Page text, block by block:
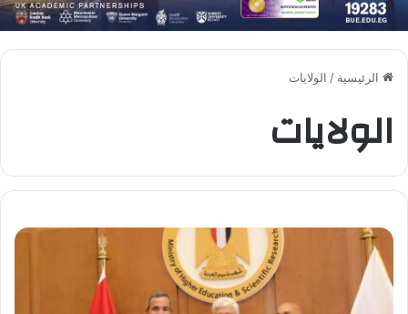
الرئيسية / الولايات
الولايات